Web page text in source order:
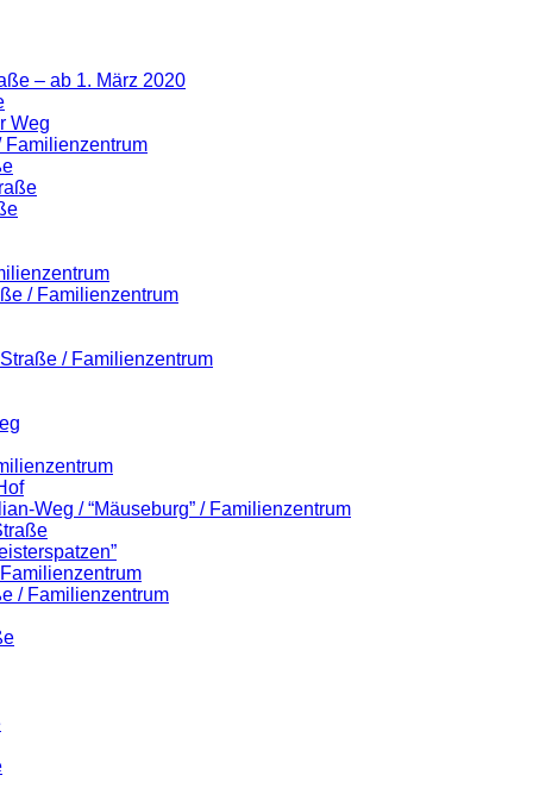
– ab 1. März 2020
Weg
Familienzentrum
/ Familienzentrum
/ Familienzentrum
Weg / “Mäuseburg” / Familienzentrum
/ Familienzentrum